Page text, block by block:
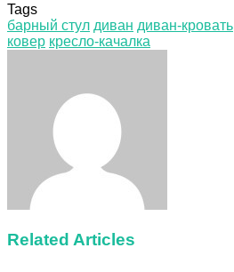
Tags
барный стул диван диван-кровать
ковер кресло-качалка
Related Articles